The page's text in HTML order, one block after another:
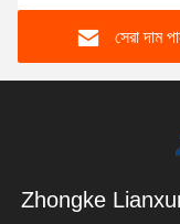
Mesh রেডিও জন্য
সেরা দাম
Zhongke